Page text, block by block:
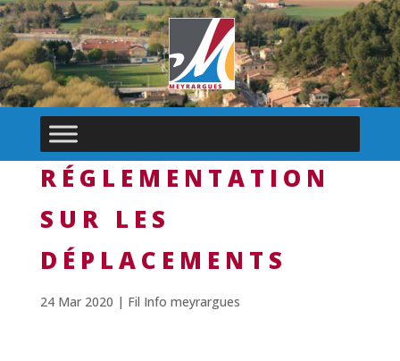
RÉGLEMENTATION
SUR LES
DÉPLACEMENTS
24 Mar 2020 | Fil Info meyrargues